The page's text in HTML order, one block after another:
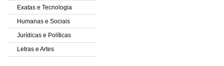
Exatas e Tecnologia
Humanas e Sociais
Jurídicas e Políticas
Letras e Artes